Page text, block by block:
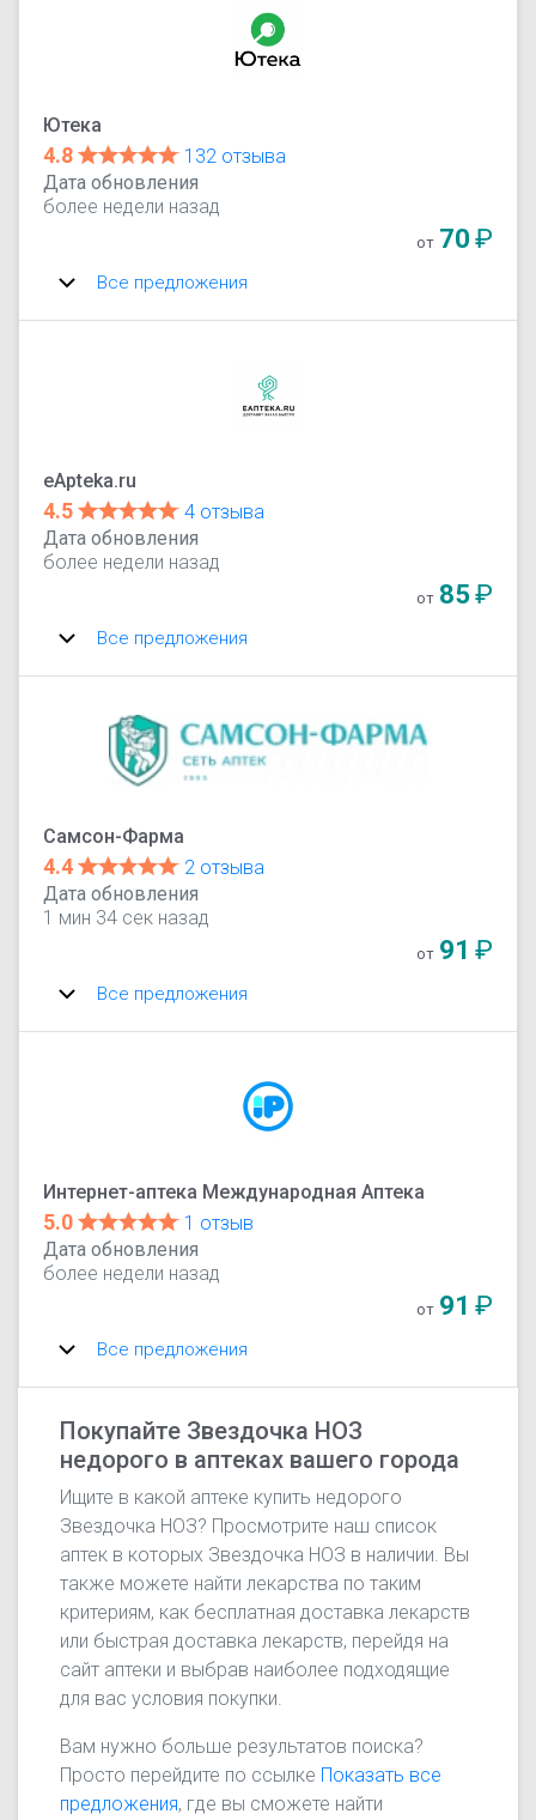
Ютека
4.8
132 отзыва
Дата обновления
более недели назад
от 70₽
Все предложения
eApteka.ru
4.5
4 отзыва
Дата обновления
более недели назад
от 85₽
Все предложения
Самсон-Фарма
4.4
2 отзыва
Дата обновления
1 мин 34 сек назад
от 91 ₽
Все предложения
Интернет-аптека Международная Аптека
5.0
1 отзыв
Дата обновления
более недели назад
от 91 ₽
Все предложения
Покупайте Звездочка НОЗ
недорого в аптеках вашего города
Ищите в какой аптеке купить недорого
Звездочка НОЗ? Просмотрите наш список
аптек в которых Звездочка НОЗ в наличии. Вы
также можете найти лекарства по таким
критериям, как бесплатная доставка лекарств
или быстрая доставка лекарств, перейдя на
сайт аптеки и выбрав наиболее подходящие
для вас условия покупки.
Вам нужно больше результатов поиска?
Просто перейдите по ссылке Показать все
предложения, где вы сможете найти